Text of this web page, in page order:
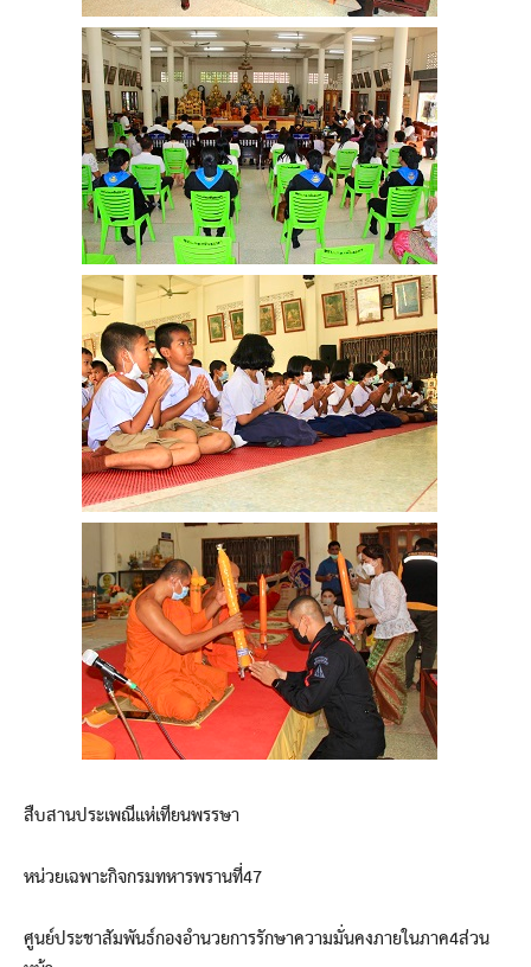
สืบสานประเพณีแห่เทียนพรรษา
หน่วยเฉพาะกิจกรมทหารพรานที่47
ศูนย์ประชาสัมพันธ์กองอำนวยการรักษาความมั่นคงภายในภาค4ส่วน